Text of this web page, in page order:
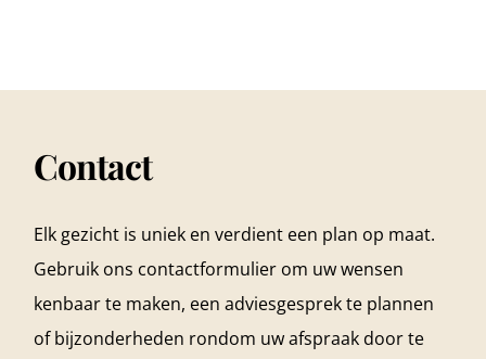
Contact
Elk gezicht is uniek en verdient een plan op maat.
Gebruik ons contactformulier om uw wensen
kenbaar te maken, een adviesgesprek te plannen
of bijzonderheden rondom uw afspraak door te